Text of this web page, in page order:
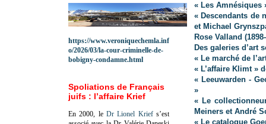
« Les Amnésiques
« Descendants de
et Michael
Rose Valland
Des galeries d’art
« Le marché de
« L’affaire Klimt »
« Leeuwarden -
»
« Le
Meiners et André
« Le catalogue
https://www.veroniquechemla.inf
o/2026/03/la-cour-criminelle-de-
bobigny-condamne.html
Spoliations de Français
juifs : l’affaire Krief
En 2000, le Dr Lionel Kriefs’est